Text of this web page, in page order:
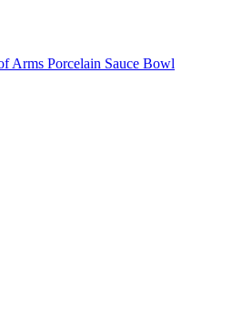
Arms Porcelain Sauce Bowl